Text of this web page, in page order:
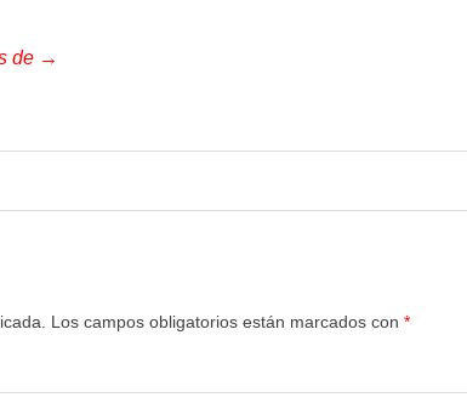
de →
Los campos obligatorios están marcados con *